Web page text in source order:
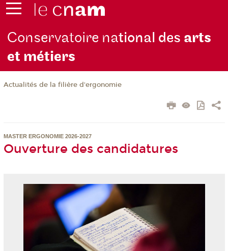
Conservatoire national des arts
et métiers
Actualités de la filière d'ergonomie
MASTER ERGONOMIE 2026-2027
Ouverture des candidatures